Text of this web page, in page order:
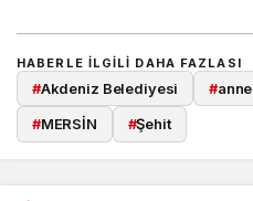
HABERLE ILGILI DAHA FAZLASI
#Akdeniz Belediyesi #anne
#MERSİN #Şehit